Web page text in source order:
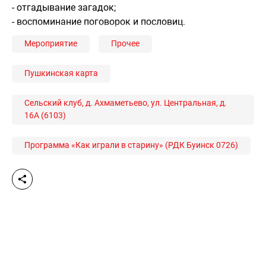
- отгадывание загадок;
- воспоминание поговорок и пословиц.
Мероприятие Прочее
Пушкинская карта
Сельский клуб, д. Ахмаметьево, ул. Центральная, д.
16А (6103)
Программа «Как играли в старину» (РДК Буинск 0726)